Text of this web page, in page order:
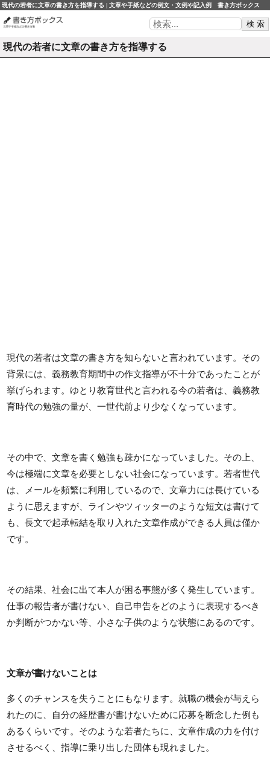
現代の若者に文章の書き方を指導する | 文章や手紙などの例文・文例や記入例 書き方ボックス
現代の若者に文章の書き方を指導する
現代の若者は文章の書き方を知らないと言われています。その
背景には、義務教育期間中の作文指導が不十分であったことが
挙げられます。ゆとり教育世代と言われる今の若者は、義務教
育時代の勉強の量が、一世代前より少なくなっています。
その中で、文章を書く勉強も疎かになっていました。その上、
今は極端に文章を必要としない社会になっています。若者世代
は、メールを頻繁に利用しているので、文章力には長けている
ように思えますが、ラインやツィッターのような短文は書けて
も、長文で起承転結を取り入れた文章作成ができる人員は僅か
です。
その結果、社会に出て本人が困る事態が多く発生しています。
仕事の報告者が書けない、自己申告をどのように表現するべき
か判断がつかない等、小さな子供のような状態にあるのです。
文章が書けないことは
多くのチャンスを失うことにもなります。就職の機会が与えら
れたのに、自分の経歴書が書けないために応募を断念した例も
あるくらいです。そのような若者たちに、文章作成の力を付け
させるべく、指導に乗り出した団体も現れました。